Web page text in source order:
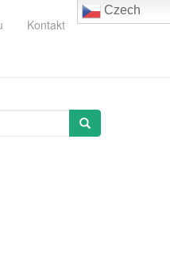
Kontakt
Czech